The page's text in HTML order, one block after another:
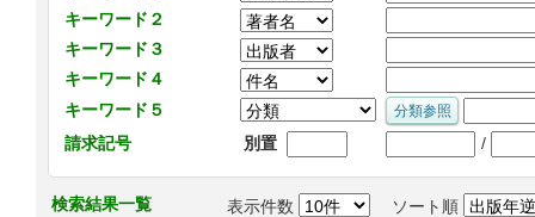
キーワード２
キーワード３
キーワード４
キーワード５
請求記号
別置 /
検索結果一覧 表示件数 ソート順